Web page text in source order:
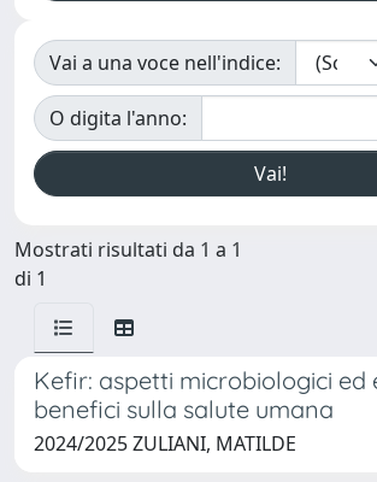
Vai a una voce nell'indice:
O digita l'anno:
Mostrati risultati da 1 a 1
di 1
Kefir: aspetti microbiologici ed
benefici sulla salute umana
2024/2025 ZULIANI, MATILDE